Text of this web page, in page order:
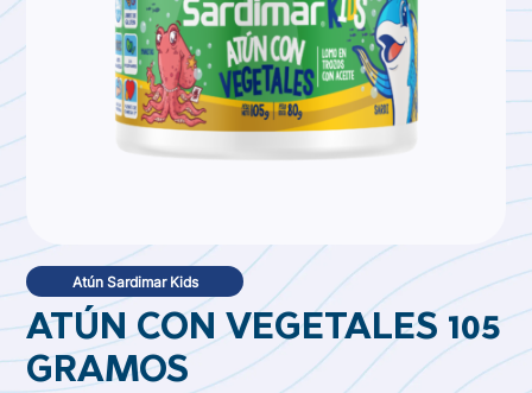
ATÚN CON VEGETALES 105
GRAMOS
Atún Sardimar Kids